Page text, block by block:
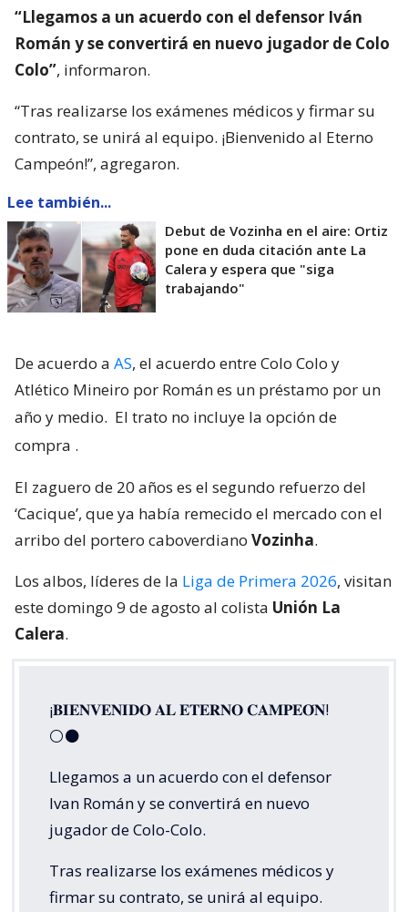
“Llegamos a un acuerdo con el defensor Iván
Román y se convertirá en nuevo jugador de Colo
Colo”, informaron.
“Tras realizarse los exámenes médicos y firmar su
contrato, se unirá al equipo. ¡Bienvenido al Eterno
Campeón!”, agregaron.
Lee también...
Debut de Vozinha en el aire: Ortiz
pone en duda citación ante La
Calera y espera que "siga
trabajando"
De acuerdo a AS, el acuerdo entre Colo Colo y
Atlético Mineiro por Román es un préstamo por un
año y medio. El trato no incluye la opción de
compra .
El zaguero de 20 años es el segundo refuerzo del
‘Cacique’, que ya había remecido el mercado con el
arribo del portero caboverdiano Vozinha.
Los albos, líderes de la Liga de Primera 2026, visitan
este domingo 9 de agosto al colista Unión La
Calera.
¡𝐁𝐈𝐄𝐍𝐕𝐄𝐍𝐈𝐃𝐎 𝐀𝐋 𝐄𝐓𝐄𝐑𝐍𝐎 𝐂𝐀𝐌𝐏𝐄𝐎́𝐍!
⚪⚫
Llegamos a un acuerdo con el defensor
Ivan Román y se convertirá en nuevo
jugador de Colo-Colo.
Tras realizarse los exámenes médicos y
firmar su contrato, se unirá al equipo.